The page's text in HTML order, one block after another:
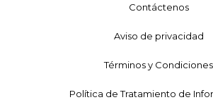
Contáctenos
Aviso de privacidad
Términos y Condiciones
Política de Tratamiento de